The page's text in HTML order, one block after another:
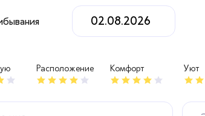
Расположение Комфорт Уют